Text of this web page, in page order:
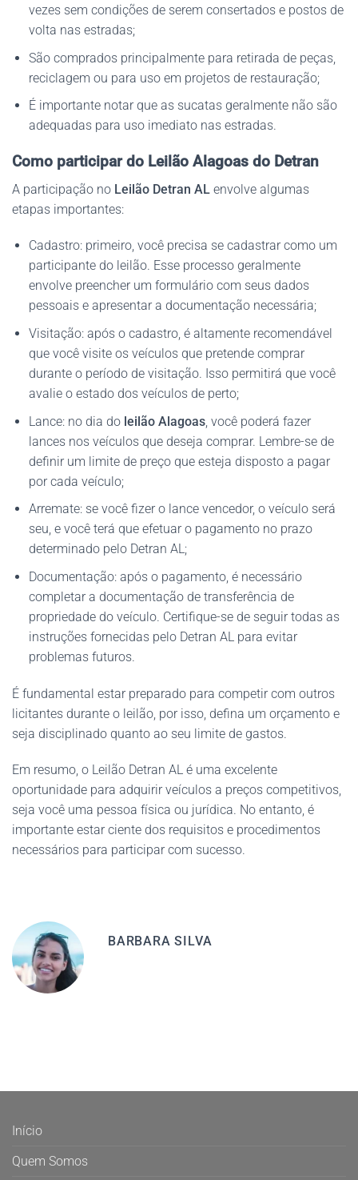
vezes sem condições de serem consertados e postos de
volta nas estradas;
São comprados principalmente para retirada de peças,
reciclagem ou para uso em projetos de restauração;
É importante notar que as sucatas geralmente não são
adequadas para uso imediato nas estradas.
Como participar do Leilão Alagoas do Detran
A participação no Leilão Detran AL envolve algumas
etapas importantes:
Cadastro: primeiro, você precisa se cadastrar como um
participante do leilão. Esse processo geralmente
envolve preencher um formulário com seus dados
pessoais e apresentar a documentação necessária;
Visitação: após o cadastro, é altamente recomendável
que você visite os veículos que pretende comprar
durante o período de visitação. Isso permitirá que você
avalie o estado dos veículos de perto;
Lance: no dia doleilão Alagoas, você poderá fazer
lances nos veículos que deseja comprar. Lembre-se de
definir um limite de preço que esteja disposto a pagar
por cada veículo;
Arremate: se você fizer o lance vencedor, o veículo será
seu, e você terá que efetuar o pagamento no prazo
determinado pelo Detran AL;
Documentação: após o pagamento, é necessário
completar a documentação de transferência de
propriedade do veículo. Certifique-se de seguir todas as
instruções fornecidas pelo Detran AL para evitar
problemas futuros.
É fundamental estar preparado para competir com outros
licitantes durante o leilão, por isso, defina um orçamento e
seja disciplinado quanto ao seu limite de gastos.
Em resumo, o Leilão Detran AL é uma excelente
oportunidade para adquirir veículos a preços competitivos,
seja você uma pessoa física ou jurídica. No entanto, é
importante estar ciente dos requisitos e procedimentos
necessários para participar com sucesso.
BARBARA SILVA
Início
Quem Somos